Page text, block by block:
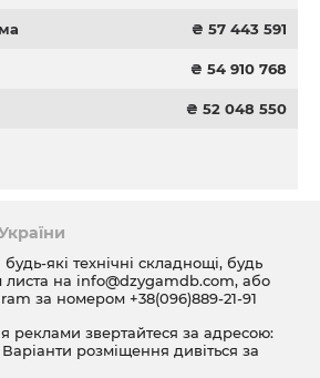
₴ 57 443 591
₴ 54 910 768
₴ 52 048 550
які технічні складнощі, будь
листа на info@dzygamdb.com, або
за номером +38(096)889-21-91
реклами звертайтеся за адресою:
Варіанти розміщення дивіться за